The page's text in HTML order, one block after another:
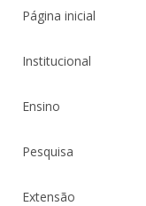
Página inicial
Institucional
Ensino
Pesquisa
Extensão